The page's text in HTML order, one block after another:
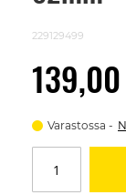
229129499
Varastossa
images